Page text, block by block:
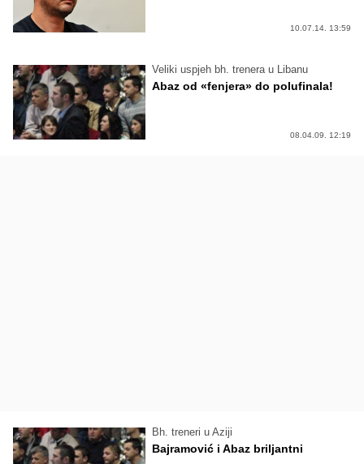
10.07.14. 13:59
Veliki uspjeh bh. trenera u Libanu
Abaz od «fenjera» do polufinala!
08.04.09. 12:19
Bh. treneri u Aziji
Bajramović i Abaz briljantni